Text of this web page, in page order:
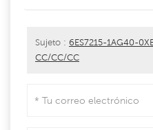
Sujeto : 6ES7215-1AG40-
CC/CC/CC